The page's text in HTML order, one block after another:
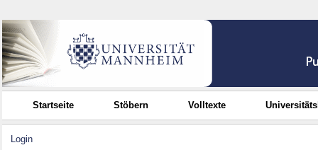
Startseite Stöbern Volltexte
Login